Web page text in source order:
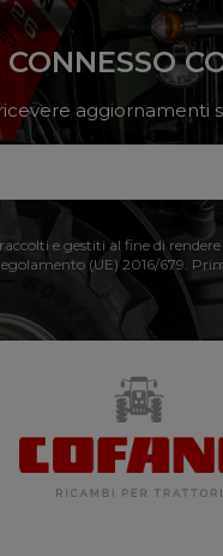
aggiornamenti
e gestiti al fine di
(UE) 2016/679.